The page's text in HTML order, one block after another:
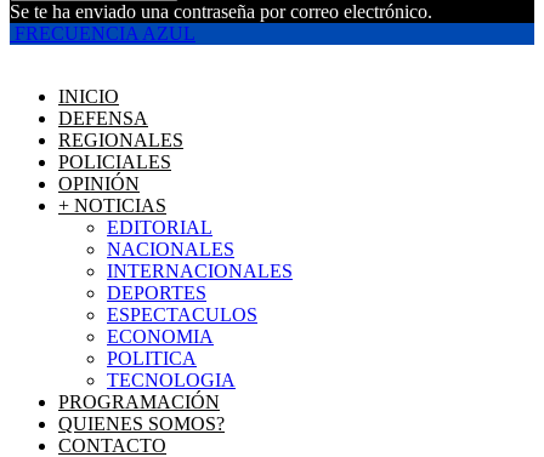
Se te ha enviado una contraseña por correo electrónico.
FRECUENCIA AZUL
INICIO
DEFENSA
REGIONALES
POLICIALES
OPINIÓN
+ NOTICIAS
EDITORIAL
NACIONALES
INTERNACIONALES
DEPORTES
ESPECTACULOS
ECONOMIA
POLITICA
TECNOLOGIA
PROGRAMACIÓN
QUIENES SOMOS?
CONTACTO